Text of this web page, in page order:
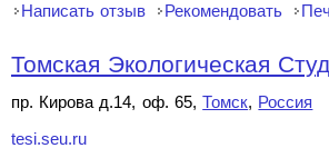
Написать отзыв Рекомендовать
Томская Экологическая
пр. Кирова д.14, оф. 65,Томск, Россия
tesi.seu.ru